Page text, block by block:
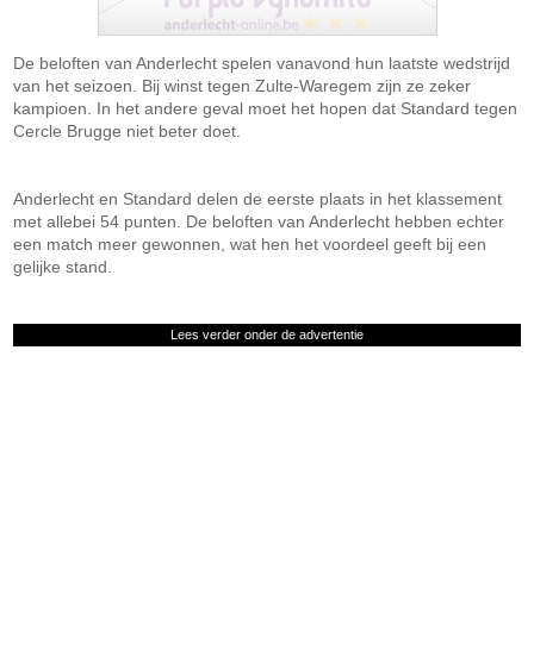
De beloften van Anderlecht spelen vanavond hun laatste wedstrijd
van het seizoen. Bij winst tegen Zulte-Waregem zijn ze zeker
kampioen. In het andere geval moet het hopen dat Standard tegen
Cercle Brugge niet beter doet.
Anderlecht en Standard delen de eerste plaats in het klassement
met allebei 54 punten. De beloften van Anderlecht hebben echter
een match meer gewonnen, wat hen het voordeel geeft bij een
gelijke stand.
Lees verder onder de advertentie